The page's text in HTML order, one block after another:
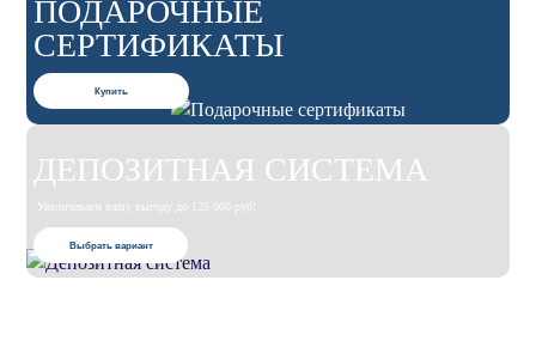
ПОДАРОЧНЫЕ
СЕРТИФИКАТЫ
Купить
ДЕПОЗИТНАЯ СИСТЕМА
Увеличиваем вашу выгоду до 125 000 руб!
Выбрать вариант